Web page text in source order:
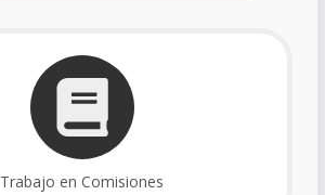
Trabajo en Comisiones